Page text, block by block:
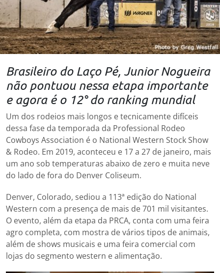
Brasileiro do Laço Pé, Junior Nogueira
não pontuou nessa etapa importante
e agora é o 12° do ranking mundial
Um dos rodeios mais longos e tecnicamente difíceis
dessa fase da temporada da Professional Rodeo
Cowboys Association é o National Western Stock Show
& Rodeo. Em 2019, aconteceu e 17 a 27 de janeiro, mais
um ano sob temperaturas abaixo de zero e muita neve
do lado de fora do Denver Coliseum.
Denver, Colorado, sediou a 113ª edição do National
Western com a presença de mais de 701 mil visitantes.
O evento, além da etapa da PRCA, conta com uma feira
agro completa, com mostra de vários tipos de animais,
além de shows musicais e uma feira comercial com
lojas do segmento western e alimentação.